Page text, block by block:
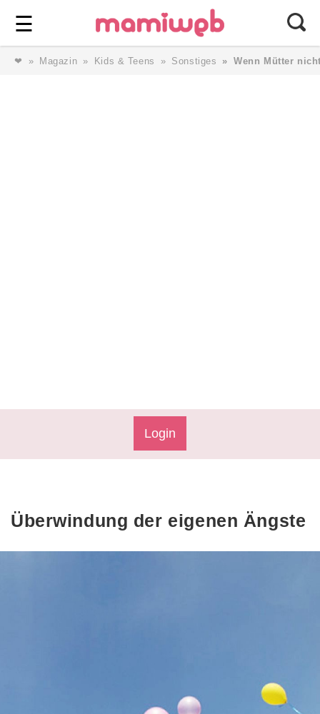
☰ ⎯ Wir lieben Familie ⎯
❤ Magazin Kids & Teens Sonstiges Wenn Mütter
Login
Überwindung der eigenen Ängste